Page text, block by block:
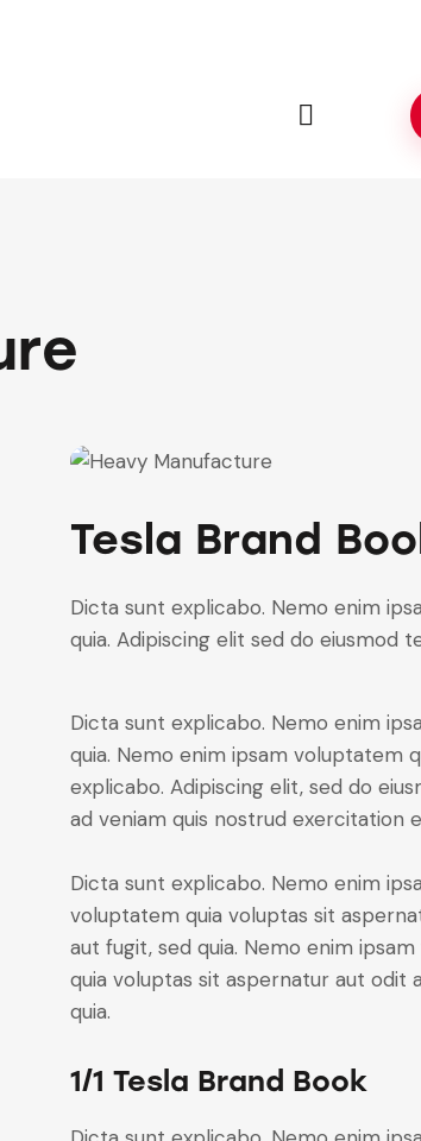
Tesla Brand
Dicta sunt explicabo. Nemo enim
quia. Adipiscing elit sed do eiusmod
Dicta sunt explicabo. Nemo enim
quia. Nemo enim ipsam voluptatem
explicabo. Adipiscing elit, sed do
ad veniam quis nostrud exercitation
Dicta sunt explicabo. Nemo enim
voluptatem quia voluptas sit
aut fugit, sed quia. Nemo enim
quia voluptas sit aspernatur aut odit
quia.
1/1 Tesla Brand Book